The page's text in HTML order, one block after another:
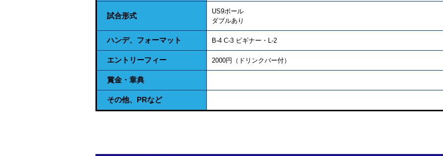
試合形式
US9ボール
ダブルあり
ハンデ、フォーマット B-4 C-3 ビギナー・L-2
エントリーフィー 2000円（ドリンクバー付）
賞金・章典
その他、PRなど